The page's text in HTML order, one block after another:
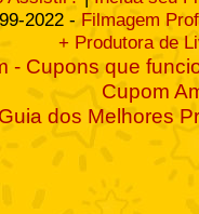
2022 - Filmagem
+ Produtora de
- Cupons que
Cupom
Guia dos Melhores